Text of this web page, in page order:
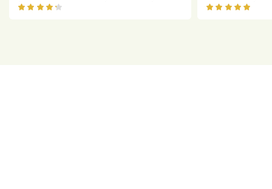
pokrm z jednoho hrnce
bezlepkový